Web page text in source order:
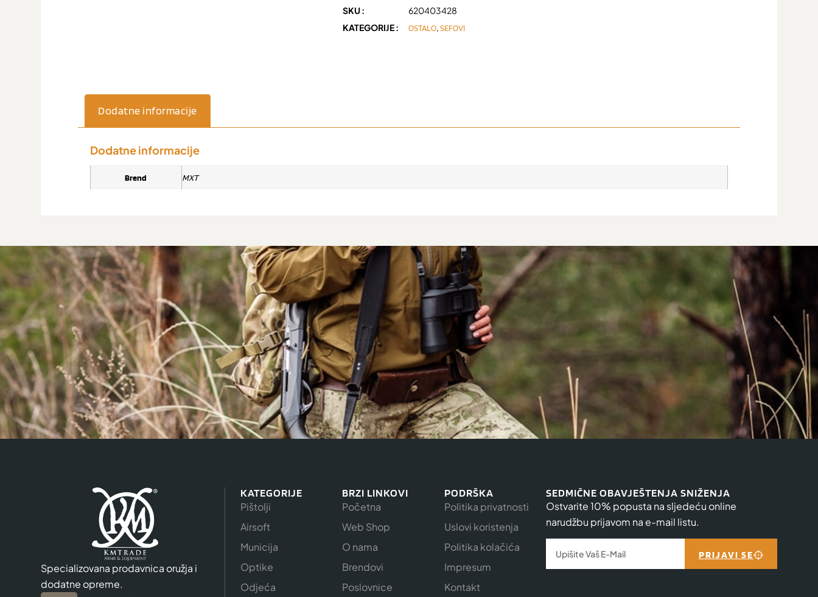
SKU :
620403428
KATEGORIJE :
OSTALO,SEFOVI
Dodatne informacije
Dodatne informacije
Brend MXT
Specializovana prodavnica oružja i
dodatne opreme.
KATEGORIJE
Pištolji
Airsoft
Municija
Optike
Odjeća
BRZI LINKOVI
Početna
Web Shop
O nama
Brendovi
Poslovnice
PODRŠKA
Politika privatnosti
Uslovi koristenja
Politika kolačića
Impresum
Kontakt
SEDMIČNE OBAVJEŠTENJA SNIŽENJA
Ostvarite 10% popusta na sljedeću online
narudžbu prijavom na e-mail listu.
PRIJAVI SE